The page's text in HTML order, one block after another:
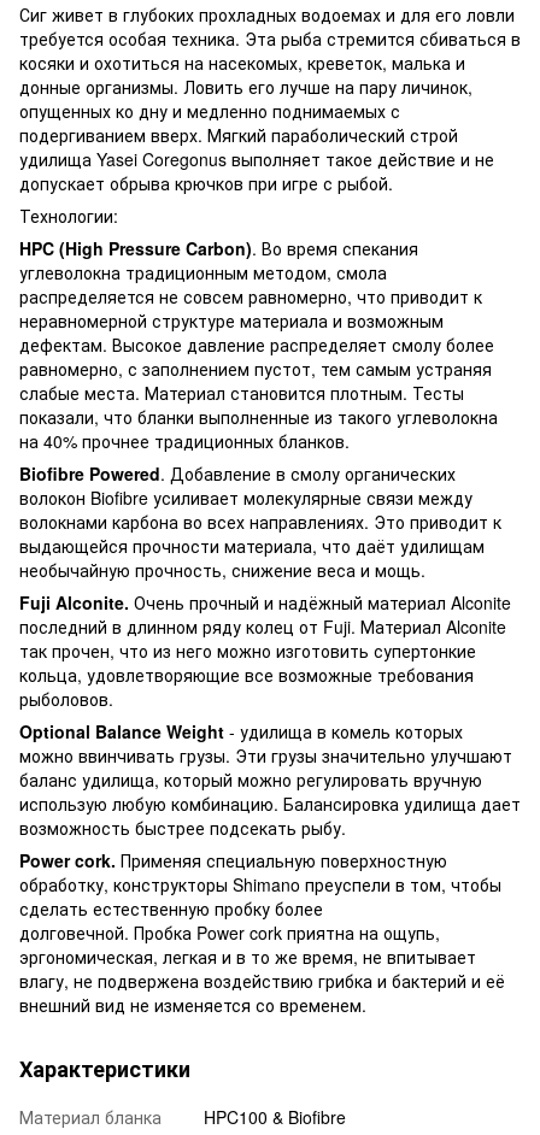
Сиг живет в глубоких прохладных водоемах и для его ловли
требуется особая техника. Эта рыба стремится сбиваться в
косяки и охотиться на насекомых, креветок, малька и
донные организмы. Ловить его лучше на пару личинок,
опущенных ко дну и медленно поднимаемых с
подергиванием вверх. Мягкий параболический строй
удилища Yasei Coregonus выполняет такое действие и не
допускает обрыва крючков при игре с рыбой.
Технологии:
HPC (High Pressure Carbon). Во время спекания
углеволокна традиционным методом, смола
распределяется не совсем равномерно, что приводит к
неравномерной структуре материала и возможным
дефектам. Высокое давление распределяет смолу более
равномерно, с заполнением пустот, тем самым устраняя
слабые места. Материал становится плотным. Тесты
показали, что бланки выполненные из такого углеволокна
на 40% прочнее традиционных бланков.
Biofibre Powered. Добавление в смолу органических
волокон Biofibre усиливает молекулярные связи между
волокнами карбона во всех направлениях. Это приводит к
выдающейся прочности материала, что даёт удилищам
необычайную прочность, снижение веса и мощь.
Fuji Alconite. Очень прочный и надёжный материал Alconite
последний в длинном ряду колец от Fuji. Материал Alconite
так прочен, что из него можно изготовить супертонкие
кольца, удовлетворяющие все возможные требования
рыболовов.
Optional Balance Weight - удилища в комель которых
можно ввинчивать грузы. Эти грузы значительно улучшают
баланс удилища, который можно регулировать вручную
использую любую комбинацию. Балансировка удилища дает
возможность быстрее подсекать рыбу.
Power cork. Применяя специальную поверхностную
обработку, конструкторы Shimano преуспели в том, чтобы
сделать естественную пробку более
долговечной. Пробка Power cork приятна на ощупь,
эргономическая, легкая и в то же время, не впитывает
влагу, не подвержена воздействию грибка и бактерий и её
внешний вид не изменяется со временем.
Характеристики
Материал бланка
HPC100 & Biofibre